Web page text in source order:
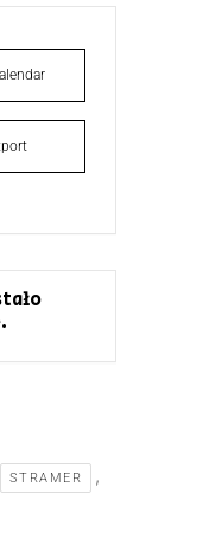
STRAMER ,